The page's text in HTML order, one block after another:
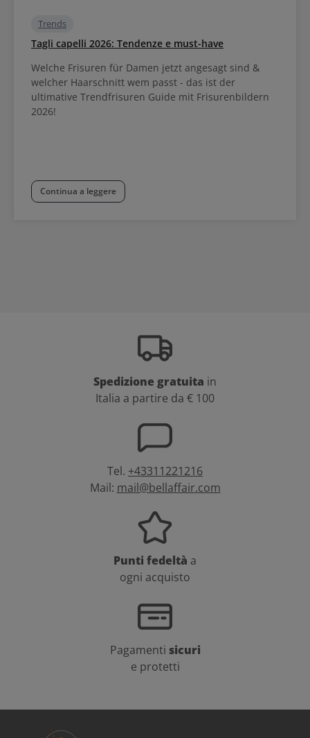
Trends
Tagli capelli 2026: Tendenze e must-have
Welche Frisuren für Damen jetzt angesagt sind &
welcher Haarschnitt wem passt - das ist der
ultimative Trendfrisuren Guide mit Frisurenbildern
2026!
Continua a leggere
Spedizione gratuita in
Italia a partire da € 100
Tel. +43311221216
Mail: mail@bellaffair.com
Punti fedeltà a
ogni acquisto
Pagamenti sicuri
e protetti